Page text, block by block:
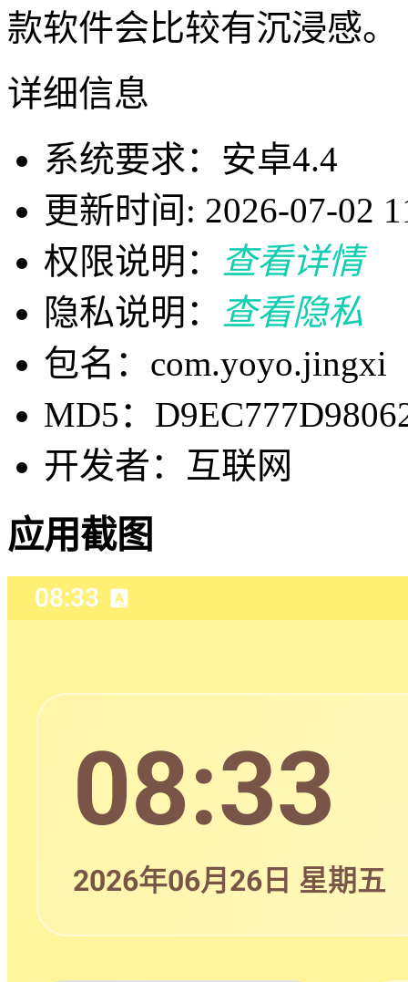
款软件会比较有沉浸感。
详细信息
系统要求：安卓4.4
更新时间: 2026-07-02
权限说明：
查看详情
隐私说明：
查看隐私
包名：com.yoyo.jingxi
MD5：
开发者：互联网
应用截图